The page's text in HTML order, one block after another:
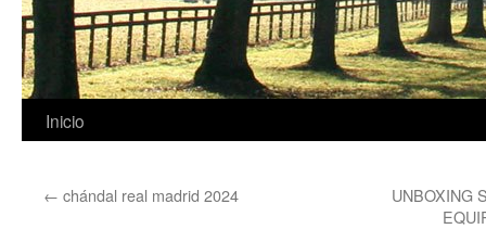
Saltar
contenido
Inicio
← chándal real madrid 2024
UNBOXING